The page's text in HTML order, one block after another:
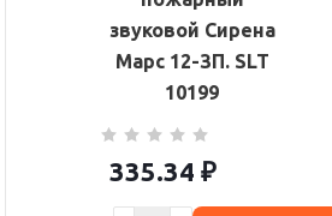
звуковой Сирена
Марс 12-ЗП. SLT
10199
335.34 ₽